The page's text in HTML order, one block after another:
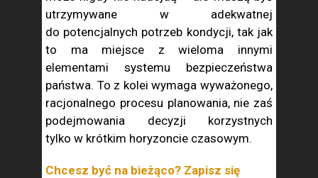
utrzymywane w adekwatnej
do potencjalnych potrzeb kondycji, tak jak
to ma miejsce z wieloma innymi
elementami systemu bezpieczeństwa
państwa. To z kolei wymaga wyważonego,
racjonalnego procesu planowania, nie zaś
podejmowania decyzji korzystnych
tylko w krótkim horyzoncie czasowym.
Chcesz być na bieżąco? Zapisz się